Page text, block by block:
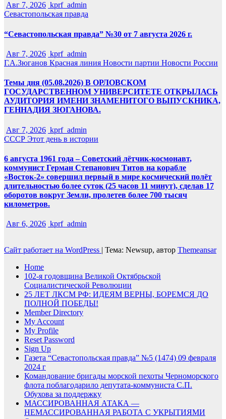
Авг 7, 2026 kprf_admin
Севастопольская правда
“Севастопольская правда” №30 от 7 августа 2026 г.
Авг 7, 2026 kprf_admin
Г.А.Зюганов Красная линия Новости партии Новости России
Темы дня (05.08.2026) В ОРЛОВСКОМ
ГОСУДАРСТВЕННОМ УНИВЕРСИТЕТЕ ОТКРЫЛАСЬ
АУДИТОРИЯ ИМЕНИ ЗНАМЕНИТОГО ВЫПУСКНИКА,
ГЕННАДИЯ ЗЮГАНОВА.
Авг 7, 2026 kprf_admin
СССР Этот день в истории
6 августа 1961 года – Советский лётчик-космонавт,
коммунист Герман Степанович Титов на корабле
«Восток-2» совершил первый в мире космический полёт
длительностью более суток (25 часов 11 минут), сделав 17
оборотов вокруг Земли, пролетев более 700 тысяч
километров.
Авг 6, 2026 kprf_admin
Сайт работает на WordPress | Тема: Newsup, автор Themeansar
Home
102-я годовщина Великой Октябрьской
Социалистической Революции
25 ЛЕТ ЛКСМ РФ: ИДЕЯМ ВЕРНЫ, БОРЕМСЯ ДО
ПОЛНОЙ ПОБЕДЫ!
Member Directory
My Account
My Profile
Reset Password
Sign Up
Газета “Севастопольская правда” №5 (1474) 09 февраля
2024 г
Командование бригады морской пехоты Черноморского
флота поблагодарило депутата-коммуниста С.П.
Обухова за поддержку
МАССИРОВАННАЯ АТАКА —
НЕМАССИРОВАННАЯ РАБОТА С УКРЫТИЯМИ